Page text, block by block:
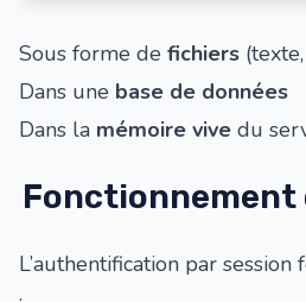
Sous forme de fichiers
Dans une base de données
Dans la mémoire vive du
Fonctionnement
L’authentification par